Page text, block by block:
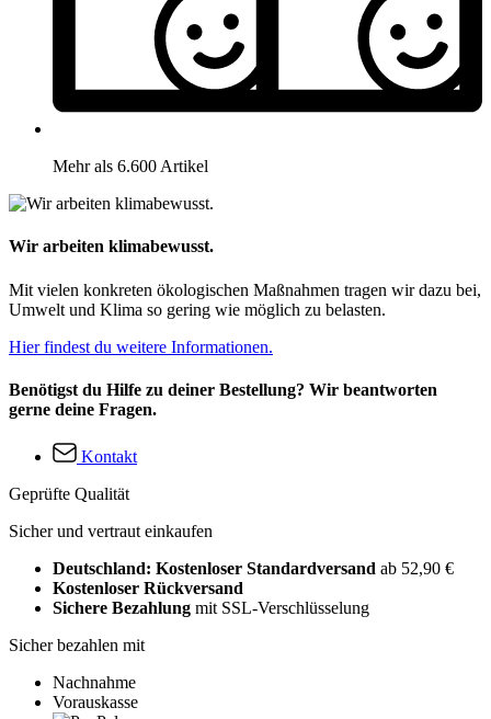
Mehr als 6.600 Artikel
Wir arbeiten klimabewusst.
Mit vielen konkreten ökologischen Maßnahmen tragen wir dazu bei,
Umwelt und Klima so gering wie möglich zu belasten.
Hier findest du weitere Informationen.
Benötigst du Hilfe zu deiner Bestellung? Wir beantworten
gerne deine Fragen.
Kontakt
Geprüfte Qualität
Sicher und vertraut einkaufen
Deutschland: Kostenloser Standardversand ab 52,90 €
Kostenloser Rückversand
Sichere Bezahlung mit SSL-Verschlüsselung
Sicher bezahlen mit
Nachnahme
Vorauskasse